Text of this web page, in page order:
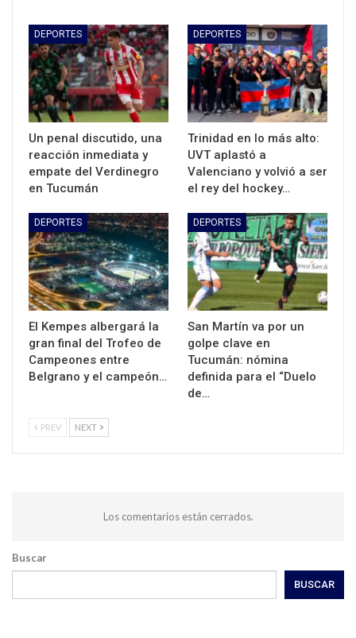
DEPORTES
Un penal discutido, una
reacción inmediata y
empate del Verdinegro
en Tucumán
DEPORTES
Trinidad en lo más alto:
UVT aplastó a
Valenciano y volvió a ser
el rey del hockey…
DEPORTES
El Kempes albergará la
gran final del Trofeo de
Campeones entre
Belgrano y el campeón…
DEPORTES
San Martín va por un
golpe clave en
Tucumán: nómina
definida para el “Duelo
de…
PREV NEXT
Los comentarios están cerrados.
Buscar
BUSCAR